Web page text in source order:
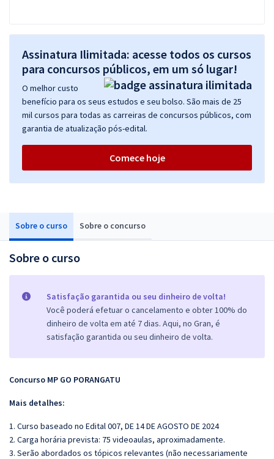
Sobre o curso Sobre o concurso
Sobre o curso
Satisfação garantida ou seu dinheiro de volta!
Você poderá efetuar o cancelamento e obter 100% do
dinheiro de volta em até 7 dias. Aqui, no Gran, é
satisfação garantida ou seu dinheiro de volta.
Concurso MP GO PORANGATU
Mais detalhes:
1. Curso baseado no Edital 007, DE 14 DE AGOSTO DE 2024
2. Carga horária prevista: 75 videoaulas, aproximadamente.
3. Serão abordados os tópicos relevantes (não necessariamente
Assinatura Ilimitada: acesse todos os cursos
para concursos públicos, em um só lugar!
O melhor custo
benefício para os seus estudos e seu bolso. São mais de 25
mil cursos para todas as carreiras de concursos públicos, com
garantia de atualização pós-edital.
Comece hoje